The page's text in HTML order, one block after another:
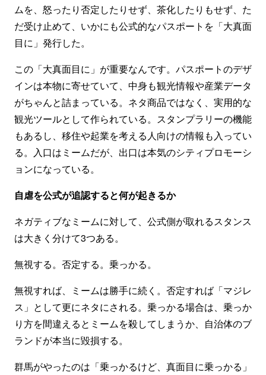
ムを、怒ったり否定したりせず、茶化したりもせず、た
だ受け止めて、いかにも公式的なパスポートを「大真面
目に」発行した。
この「大真面目に」が重要なんです。パスポートのデザ
インは本物に寄せていて、中身も観光情報や産業データ
がちゃんと詰まっている。ネタ商品ではなく、実用的な
観光ツールとして作られている。スタンプラリーの機能
もあるし、移住や起業を考える人向けの情報も入ってい
る。入口はミームだが、出口は本気のシティプロモーシ
ョンになっている。
自虐を公式が追認すると何が起きるか
ネガティブなミームに対して、公式側が取れるスタンス
は大きく分けて3つある。
無視する。否定する。乗っかる。
無視すれば、ミームは勝手に続く。否定すれば「マジレ
ス」として更にネタにされる。乗っかる場合は、乗っか
り方を間違えるとミームを殺してしまうか、自治体のブ
ランドが本当に毀損する。
群馬がやったのは「乗っかるけど、真面目に乗っかる」